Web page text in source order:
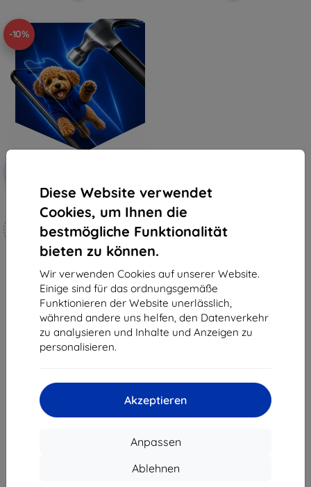
Diese Website verwendet
Cookies, um Ihnen die
bestmögliche Funktionalität
bieten zu können.
Wir verwenden Cookies auf unserer Website.
Einige sind für das ordnungsgemäße
Funktionieren der Website unerlässlich,
während andere uns helfen, den Datenverkehr
zu analysieren und Inhalte und Anzeigen zu
personalisieren.
Akzeptieren
Anpassen
Ablehnen
-10%
3mk Hammer Schutzfolie
Maßgeschneidert
hergestellt
19,90 €
17,91 €
Auf Lager 4 Stk.
1